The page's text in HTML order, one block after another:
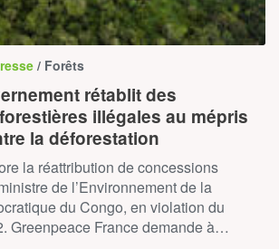
/ Forêts
rétablit des
illégales au mépris
la déforestation
la réattribution de concessions
de l’Environnement de la
du Congo, en violation du
Greenpeace France demande à…